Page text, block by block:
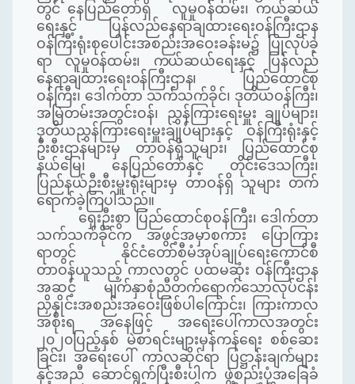
တွင် နေပြည်တော်ရှိ လူမှုဝန်ထမ်း၊ ကယ်ဆယ်
ရေးနှင့်
ပြန်လည်နေရာချထားရေးဝန်ကြီးဌာန
ဝန်ကြီးရုံးစုပေါင်းအစည်းအဝေးခန်းမ၌
ပြုလုပ်ခဲ့
ရာ လူမှုဝန်ထမ်း၊ ကယ်ဆယ်ရေးနှင့် ပြန်လည်
နေရာချထားရေးဝန်ကြီးဌာန၊ ပြည်ထောင်စု
ဝန်ကြီး၊ ဒေါက်တာ သက်သက်ခိုင်၊ ဒုတိယဝန်ကြီး၊
အမြဲတမ်းအတွင်းဝန်၊ ညွှန်ကြားရေးမှူး ချုပ်များ၊
ဒုတိယညွှန်ကြားရေးမှူးချုပ်များနှင့် ဝန်ကြီးရုံးနှင့်
ဦးစီးဌာနများမှ တာဝန်ရှိသူများ၊ ပြည်ထောင်စု
နယ်မြေ၊ နေပြည်တော်နှင့် တိုင်းဒေသကြီး၊
ပြည်နယ်ဦးစီးမှူးရုံးများမှ တာဝန်ရှိ သူများ တက်
ရောက်ခဲ့ကြပါသည်။
ရှေးဦးစွာ ပြည်ထောင်စုဝန်ကြီး၊ ဒေါက်တာ
သက်သက်ခိုင်က အဖွင့်အမှာစကား ပြောကြား
ရာတွင် နိုင်ငံတော်စီမံအုပ်ချုပ်ရေးကောင်စီ
တာဝန်ယူသည့် ကာလတွင် ပထမဆုံး ဝန်ကြီးဌာန
အဆင့် မျက်နှာစုံညီတက်ရောက်သောလုပ်ငန်း
ညှိနှိုင်းအစည်းအဝေးဖြစ်ပါကြောင်း၊ ကြားကာလ
အစိုးရ အနေဖြင့် အရေးပေါ်ကာလအတွင်း
၂၀၂၀ပြည့်နှစ် မဲစာရင်းများမှန်ကန်ရေး စစ်ဆေး
ခြင်း၊ အရေးပေါ် ကာလဆိုင်ရာ ပြဋ္ဌာန်းချက်များ
နှင့်အညီ ဆောင်ရွက်ပြီးစီးပါက ဖွဲ့စည်းပုံအခြေခံ